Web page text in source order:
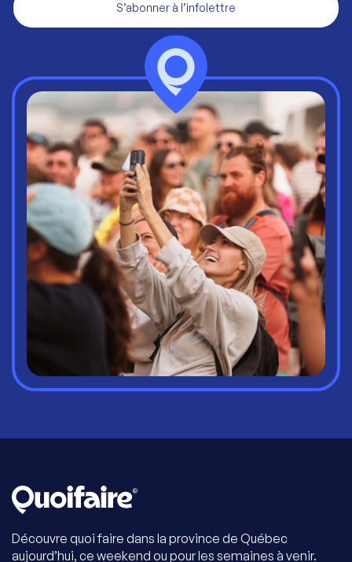
S’abonner à l’infolettre
Découvre quoi faire dans la province de Québec
aujourd’hui, ce weekend ou pour les semaines à venir.